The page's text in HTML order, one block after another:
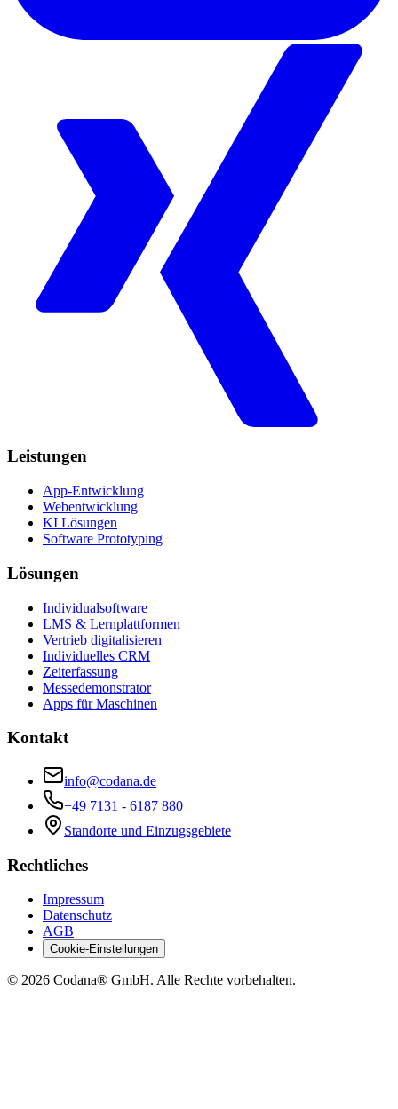
Leistungen
App-Entwicklung
Webentwicklung
KI Lösungen
Software Prototyping
Lösungen
Individualsoftware
LMS & Lernplattformen
Vertrieb digitalisieren
Individuelles CRM
Zeiterfassung
Messedemonstrator
Apps für Maschinen
Kontakt
info@codana.de
+49 7131 - 6187 880
Standorte und Einzugsgebiete
Rechtliches
Impressum
Datenschutz
AGB
Cookie-Einstellungen
© 2026 Codana® GmbH. Alle Rechte vorbehalten.